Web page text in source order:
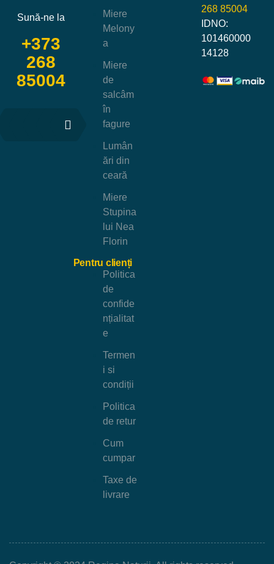
Miere
Melony
a
Miere
de
salcâm
în
fagure
Lumân
ări din
ceară
Miere
Stupina
lui Nea
Florin
Pentru clienți
Politica
de
confide
nțialitat
e
Termen
i si
condiții
Politica
de retur
Cum
cumpar
Taxe de
livrare
Sună-ne la
+373
268
85004
268 85004
IDNO:
101460000
14128